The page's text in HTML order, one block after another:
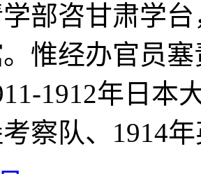
部咨甘肃学
惟经办官员
1912年日本
察队、1914